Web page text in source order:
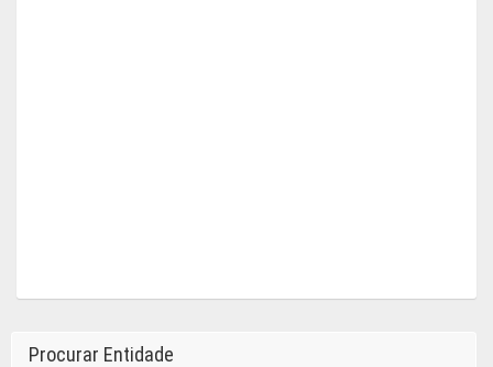
Procurar Entidade